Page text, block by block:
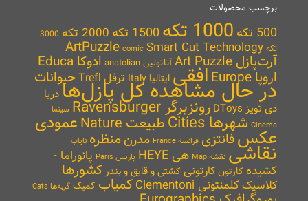
برچسب محصولات
500 تکه 1000 تکه 1500 تکه 2000 تکه
3000
تکه
ArtPuzzle comic Smart Cut Technology
آرت‌پازل Art Puzzle آناتولین anatolian ادوکا Educa
اروپا Europe افقی ایتالیا Italy ترفل Trefl حیواناتدر حال مشاهده کل پازل‌هادریا
دی تویز DToys
رونزبرگر Ravensburger
سینما
Cinema شهرها Cities طبیعت Nature عمودی
عکسفانتزی فرانسه France مدرنمنظره نایاب نقاشی نقشه Map هی HEYE پاریس Paris
پانوراما -
کشیده کارتونکارتونی کشتی و قایق و بندرکشورها
کلاسیککلمنتونی Clementoni کمیاب کمیک گربه‌ها Cats